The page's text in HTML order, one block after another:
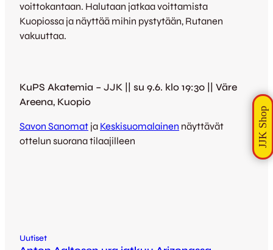
voittokantaan. Halutaan jatkaa voittamista
Kuopiossa ja näyttää mihin pystytään, Rutanen
vakuuttaa.
KuPS Akatemia – JJK || su 9.6. klo 19:30 || Väre
Areena, Kuopio
Savon Sanomat ja Keskisuomalainen näyttävät
ottelun suorana tilaajilleen
Uutiset